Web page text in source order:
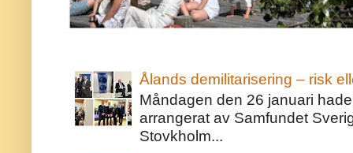
Ålands demilitarisering – risk
Måndagen den 26 januari
arrangerat av Samfundet
Stovkholm...